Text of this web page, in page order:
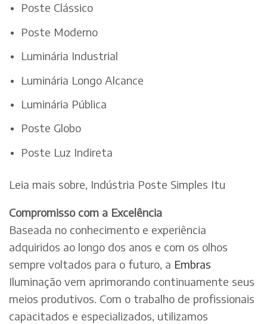
Poste Clássico
Poste Moderno
Luminária Industrial
Luminária Longo Alcance
Luminária Pública
Poste Globo
Poste Luz Indireta
Leia mais sobre, Indústria Poste Simples Itu
Compromisso com a Excelência
Baseada no conhecimento e experiência
adquiridos ao longo dos anos e com os olhos
sempre voltados para o futuro, a Embras
Iluminação vem aprimorando continuamente seus
meios produtivos. Com o trabalho de profissionais
capacitados e especializados, utilizamos